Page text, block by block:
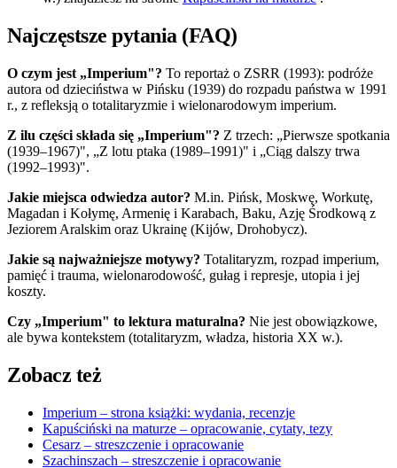
Najczęstsze pytania (FAQ)
O czym jest „Imperium"? To reportaż o ZSRR (1993): podróże
autora od dzieciństwa w Pińsku (1939) do rozpadu państwa w 1991
r., z refleksją o totalitaryzmie i wielonarodowym imperium.
Z ilu części składa się „Imperium"? Z trzech: „Pierwsze spotkania
(1939–1967)", „Z lotu ptaka (1989–1991)" i „Ciąg dalszy trwa
(1992–1993)".
Jakie miejsca odwiedza autor? M.in. Pińsk, Moskwę, Workutę,
Magadan i Kołymę, Armenię i Karabach, Baku, Azję Środkową z
Jeziorem Aralskim oraz Ukrainę (Kijów, Drohobycz).
Jakie są najważniejsze motywy? Totalitaryzm, rozpad imperium,
pamięć i trauma, wielonarodowość, gułag i represje, utopia i jej
koszty.
Czy „Imperium" to lektura maturalna? Nie jest obowiązkowe,
ale bywa kontekstem (totalitaryzm, władza, historia XX w.).
Zobacz też
Imperium – strona książki: wydania, recenzje
Kapuściński na maturze – opracowanie, cytaty, tezy
Cesarz – streszczenie i opracowanie
Szachinszach – streszczenie i opracowanie